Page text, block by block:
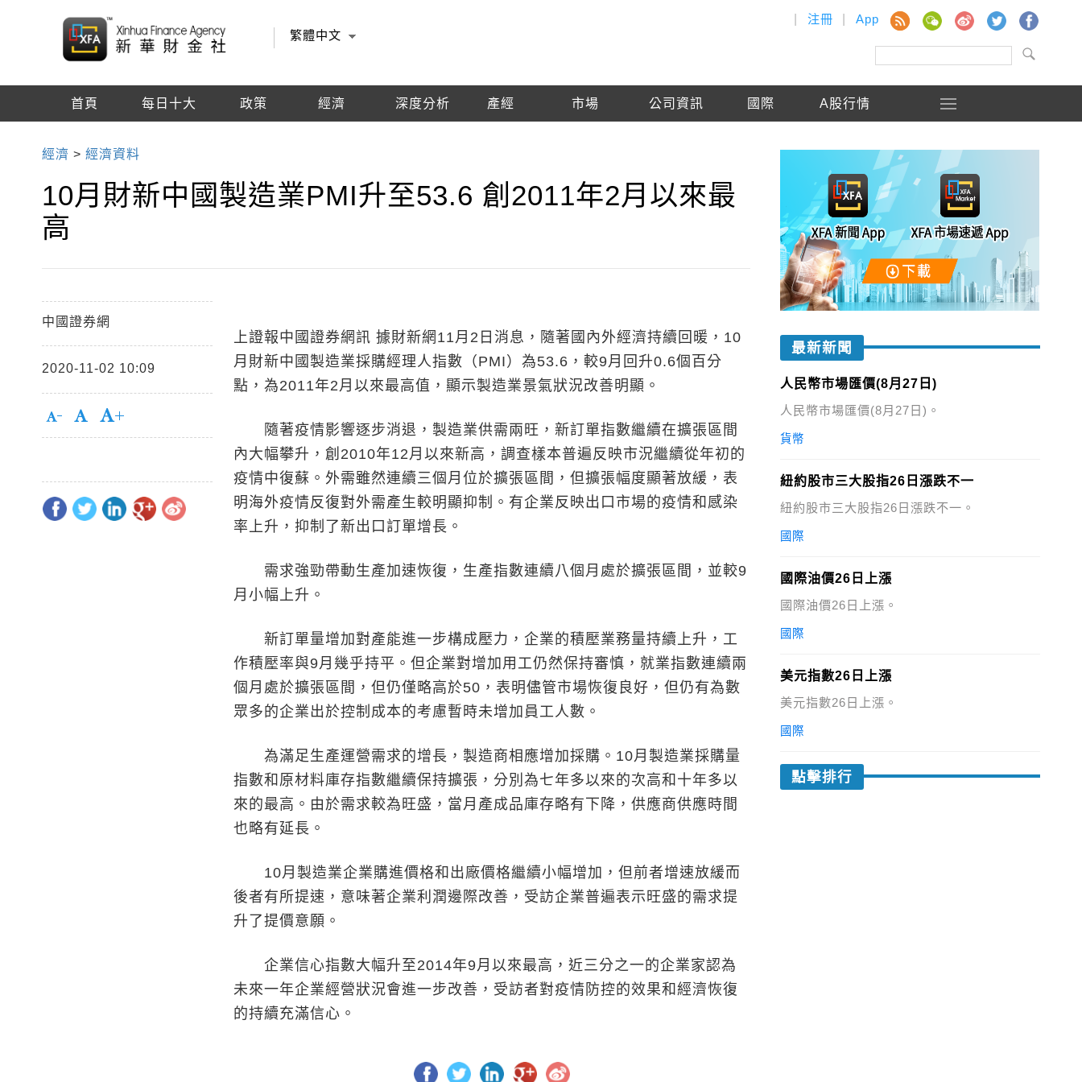
繁體中文
注冊 App
首頁 每日十大 政策 經濟 深度分析 產經 市場 公司資訊 國際 A股行情
經濟 >經濟資料
10月財新中國製造業PMI升至53.6 創2011年2月以來最
高
中國證券網
2020-11-02 10:09
上證報中國證券網訊 據財新網11月2日消息，隨著國內外經濟持續回暖，10
月財新中國製造業採購經理人指數（PMI）為53.6，較9月回升0.6個百分
點，為2011年2月以來最高值，顯示製造業景氣狀況改善明顯。
隨著疫情影響逐步消退，製造業供需兩旺，新訂單指數繼續在擴張區間
內大幅攀升，創2010年12月以來新高，調查樣本普遍反映市況繼續從年初的
疫情中復蘇。外需雖然連續三個月位於擴張區間，但擴張幅度顯著放緩，表
明海外疫情反復對外需產生較明顯抑制。有企業反映出口市場的疫情和感染
率上升，抑制了新出口訂單增長。
需求強勁帶動生產加速恢復，生產指數連續八個月處於擴張區間，並較9
月小幅上升。
新訂單量增加對產能進一步構成壓力，企業的積壓業務量持續上升，工
作積壓率與9月幾乎持平。但企業對增加用工仍然保持審慎，就業指數連續兩
個月處於擴張區間，但仍僅略高於50，表明儘管市場恢復良好，但仍有為數
眾多的企業出於控制成本的考慮暫時未增加員工人數。
為滿足生產運營需求的增長，製造商相應增加採購。10月製造業採購量
指數和原材料庫存指數繼續保持擴張，分別為七年多以來的次高和十年多以
來的最高。由於需求較為旺盛，當月產成品庫存略有下降，供應商供應時間
也略有延長。
10月製造業企業購進價格和出廠價格繼續小幅增加，但前者增速放緩而
後者有所提速，意味著企業利潤邊際改善，受訪企業普遍表示旺盛的需求提
升了提價意願。
企業信心指數大幅升至2014年9月以來最高，近三分之一的企業家認為
未來一年企業經營狀況會進一步改善，受訪者對疫情防控的效果和經濟恢復
的持續充滿信心。
最新新聞
人民幣市場匯價(8月27日)
人民幣市場匯價(8月27日)。
貨幣
紐約股市三大股指26日漲跌不一
紐約股市三大股指26日漲跌不一。
國際
國際油價26日上漲
國際油價26日上漲。
國際
美元指數26日上漲
美元指數26日上漲。
國際
點擊排行